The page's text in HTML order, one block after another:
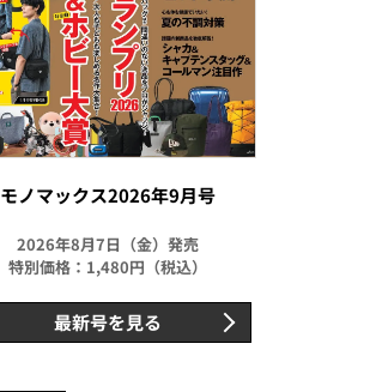
モノマックス2026年9月号
2026年8月7日（金）発売
特別価格：1,480円（税込）
最新号を見る